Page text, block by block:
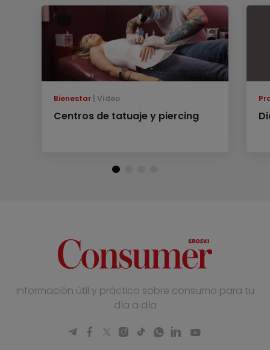
Bienestar Vídeo
Centros de tatuaje y piercing
Información útil y práctica sobre consumo para tu
día a día